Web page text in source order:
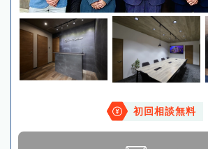
初回相談無料